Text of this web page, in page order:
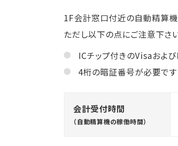
1F会計窓口付近の自動精算機
ただし以下の点にご注意下さい
ICチップ付きのVisaおよ
4桁の暗証番号が必要です
会計受付時間
（自動精算機の稼働時間）